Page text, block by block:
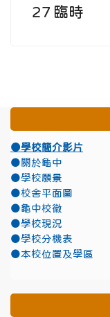
27 臨時
●學校簡介影片
●關於龜中
●學校願景
●校舍平面圖
●龜中校徽
●學校現況
●學校分機表
●本校位置及學區